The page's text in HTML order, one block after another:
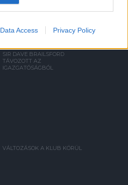
Data Access Privacy Policy
SIR DAVE BRAILSFORD
TÁVOZOTT AZ
IGAZGATÓSÁGBÓL
VÁLTOZÁSOK A KLUB KÖRÜL